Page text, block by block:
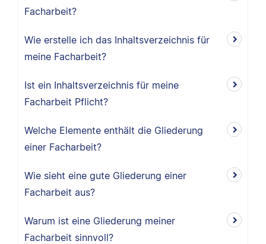
Facharbeit?
Wie erstelle ich das Inhaltsverzeichnis für
meine Facharbeit?
Ist ein Inhaltsverzeichnis für meine
Facharbeit Pflicht?
Welche Elemente enthält die Gliederung
einer Facharbeit?
Wie sieht eine gute Gliederung einer
Facharbeit aus?
Warum ist eine Gliederung meiner
Facharbeit sinnvoll?